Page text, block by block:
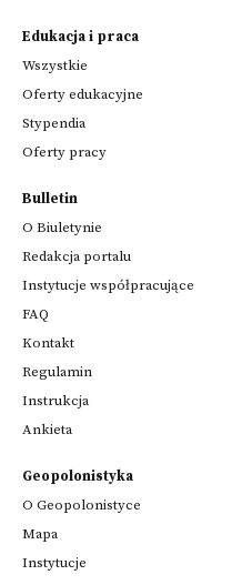
Edukacja i praca
Wszystkie
Oferty edukacyjne
Stypendia
Oferty pracy
Bulletin
O Biuletynie
Redakcja portalu
Instytucje współpracujące
FAQ
Kontakt
Regulamin
Instrukcja
Ankieta
Geopolonistyka
O Geopolonistyce
Mapa
Instytucje